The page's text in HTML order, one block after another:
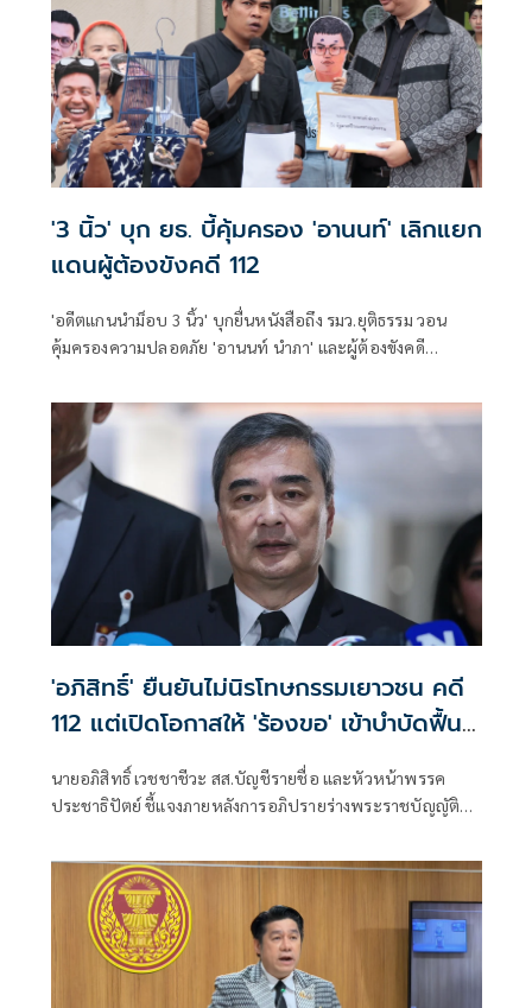
'3 นิ้ว' บุก ยธ. บี้คุ้มครอง 'อานนท์' เลิกแยก
แดนผู้ต้องขังคดี 112
'อดีตแกนนำม็อบ 3 นิ้ว' บุกยื่นหนังสือถึง รมว.ยุติธรรม วอน
คุ้มครองความปลอดภัย 'อานนท์ นำภา' และผู้ต้องขังคดี
'อภิสิทธิ์' ยืนยันไม่นิรโทษกรรมเยาวชน คดี
112 แต่เปิดโอกาสให้ 'ร้องขอ' เข้าบำบัดฟื้นฟู
สร้างสัมพันธ์อันดีกับสถาบัน
นายอภิสิทธิ์ เวชชาชีวะ สส.บัญชีรายชื่อ และหัวหน้าพรรค
ประชาธิปัตย์ ชี้แจงภายหลังการอภิปรายร่างพระราชบัญญัติ
ลแห่ทัวร์ลงบนโลกออนไลน์ ว่า ตนเองสนับสนุนการนิรโทษ
กรรมเยาวชน ในคดีอาญามาตรา 112 ว่า จริงๆ หากใครยังมีข้อ
สงสัย ตนเองก็อยากให้ไปฟังคำอภิปราย เพราะมีปัญหา 2 ส่วน